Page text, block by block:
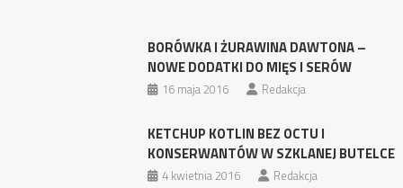
BORÓWKA I ŻURAWINA DAWTONA –
NOWE DODATKI DO MIĘS I SERÓW
16 maja 2016 Redakcja
KETCHUP KOTLIN BEZ OCTU I
KONSERWANTÓW W SZKLANEJ BUTELCE
4 kwietnia 2016 Redakcja